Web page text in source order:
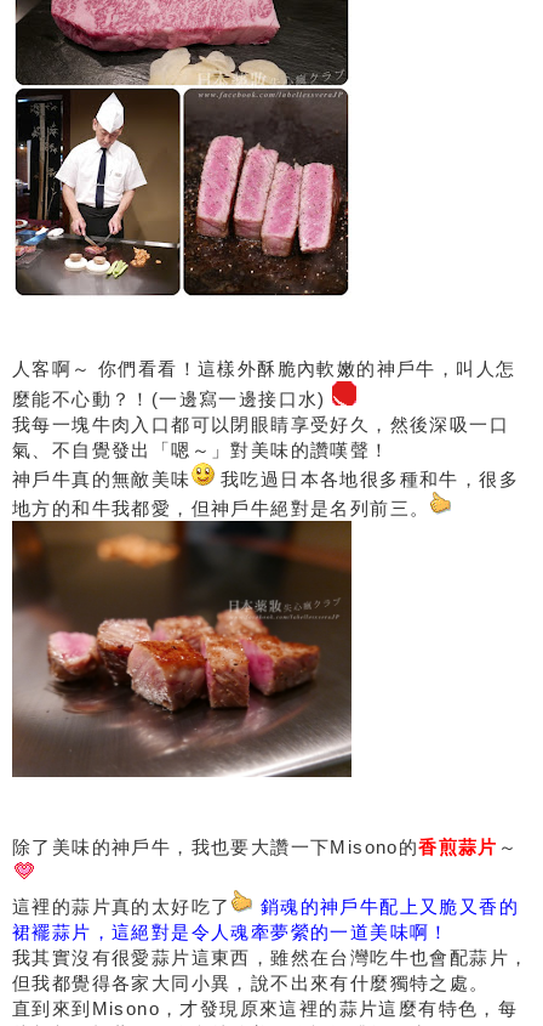
人客啊～ 你們看看！這樣外酥脆內軟嫩的神戶牛，叫人怎
麼能不心動？！(一邊寫一邊接口水)
我每一塊牛肉入口都可以閉眼睛享受好久，然後深吸一口
氣、不自覺發出「嗯～」對美味的讚嘆聲！
神戶牛真的無敵美味
我吃過日本各地很多種和牛，很多
地方的和牛我都愛，但神戶牛絕對是名列前三。
除了美味的神戶牛，我也要大讚一下Misono的香煎蒜片 ～
這裡的蒜片真的太好吃了
銷魂的神戶牛配上又脆又香的
裙襬蒜片，這絕對是令人魂牽夢縈的一道美味啊！
我其實沒有很愛蒜片這東西，雖然在台灣吃牛也會配蒜片，
但我都覺得各家大同小異，說不出來有什麼獨特之處。
直到來到Misono，才發現原來這裡的蒜片這麼有特色，每